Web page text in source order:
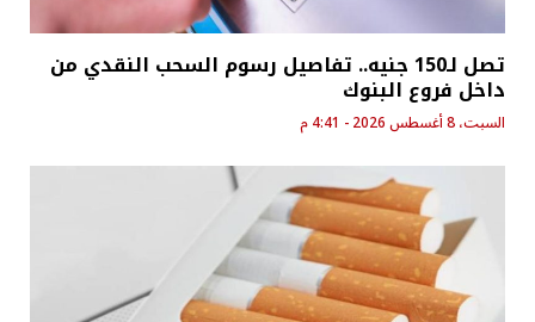
تصل لـ150 جنيه.. تفاصيل رسوم السحب النقدي من
داخل فروع البنوك
السبت، 8 أغسطس 2026 - 4:41 م